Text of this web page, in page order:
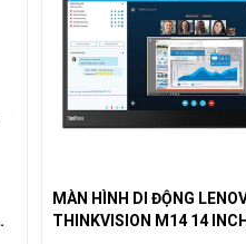
MÀN HÌNH DI ĐỘNG
THINKVISION M14 14